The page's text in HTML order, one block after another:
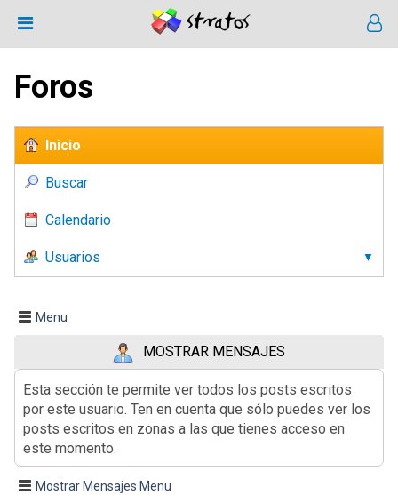
Foros
Inicio
Buscar
Calendario
Usuarios
Menu
MOSTRAR MENSAJES
Esta sección te permite ver todos los posts escritos
por este usuario. Ten en cuenta que sólo puedes ver los
posts escritos en zonas a las que tienes acceso en
este momento.
Mostrar Mensajes Menu